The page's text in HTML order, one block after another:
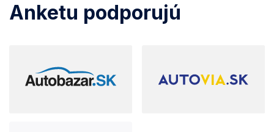
Anketu podporujú